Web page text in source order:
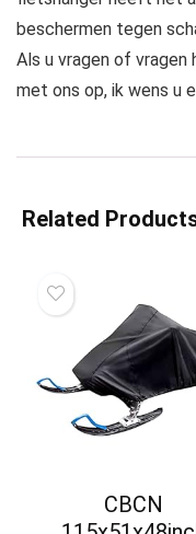
beschermen tegen
Als u vragen of
met ons op, ik wens u
Related
CBCN